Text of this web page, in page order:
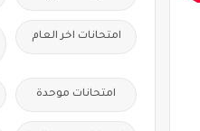
امتحانات اخر العام
امتحانات موحدة